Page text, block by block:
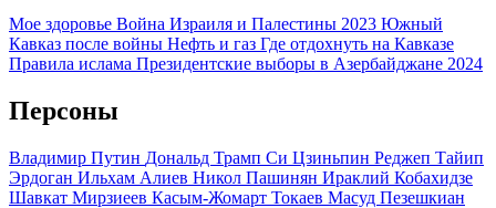
Мое здоровье Война Израиля и Палестины 2023 Южный
Кавказ после войны Нефть и газ Где отдохнуть на Кавказе
Правила ислама Президентские выборы в Азербайджане 2024
Персоны
Владимир Путин Дональд Трамп Си Цзиньпин Реджеп Тайип
Эрдоган Ильхам Алиев Никол Пашинян Ираклий Кобахидзе
Шавкат Мирзиеев Касым-Жомарт Токаев Масуд Пезешкиан